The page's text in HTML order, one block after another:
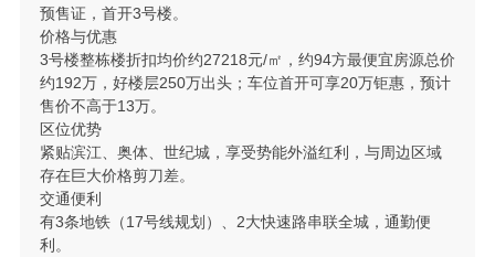
预售证，首开3号楼。
价格与优惠
3号楼整栋楼折扣均价约27218元/㎡，约94方最便宜房源总价
约192万，好楼层250万出头；车位首开可享20万钜惠，预计
售价不高于13万。
区位优势
紧贴滨江、奥体、世纪城，享受势能外溢红利，与周边区域
存在巨大价格剪刀差。
交通便利
有3条地铁（17号线规划）、2大快速路串联全城，通勤便
利。